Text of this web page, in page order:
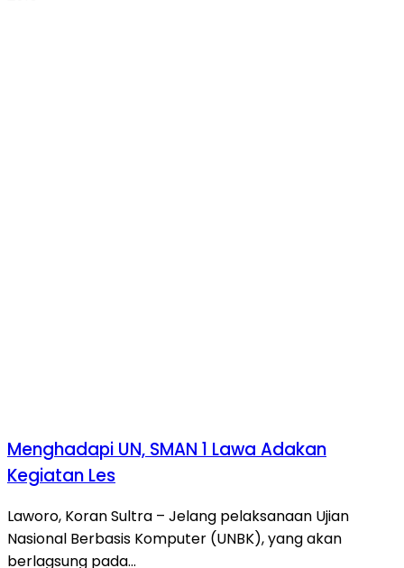
Menghadapi UN, SMAN 1 Lawa Adakan
Kegiatan Les
Laworo, Koran Sultra – Jelang pelaksanaan Ujian
Nasional Berbasis Komputer (UNBK), yang akan
berlagsung pada…